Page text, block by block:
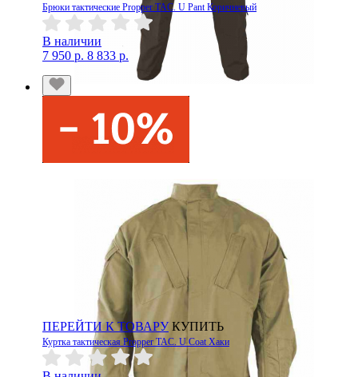
Брюки тактические Propper TAC. U Pant Коричневый
В наличии
7 950 р. 8 833 р.
ПЕРЕЙТИ К ТОВАРУ КУПИТЬ
Куртка тактическая Propper TAC. U Coat Хаки